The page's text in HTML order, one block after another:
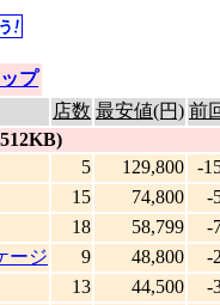
プ
店数 最安値(円) 前
5 129,800
-
15 74,800
-
18 58,799
-
ージ
9 48,800
-
13 44,500
-